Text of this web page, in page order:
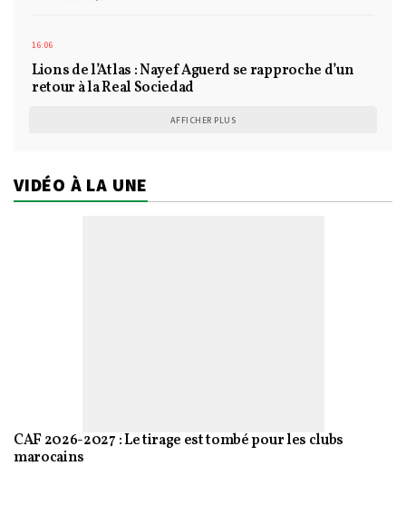
16:06
Lions de l’Atlas : Nayef Aguerd se rapproche d’un
retour à la Real Sociedad
AFFICHER PLUS
VIDÉO À LA UNE
CAF 2026-2027 : Le tirage est tombé pour les clubs
marocains